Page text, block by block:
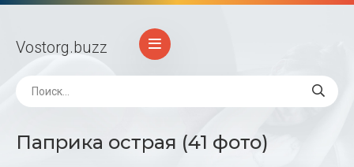
Vostorg.buzz
Паприка острая (41 фото)